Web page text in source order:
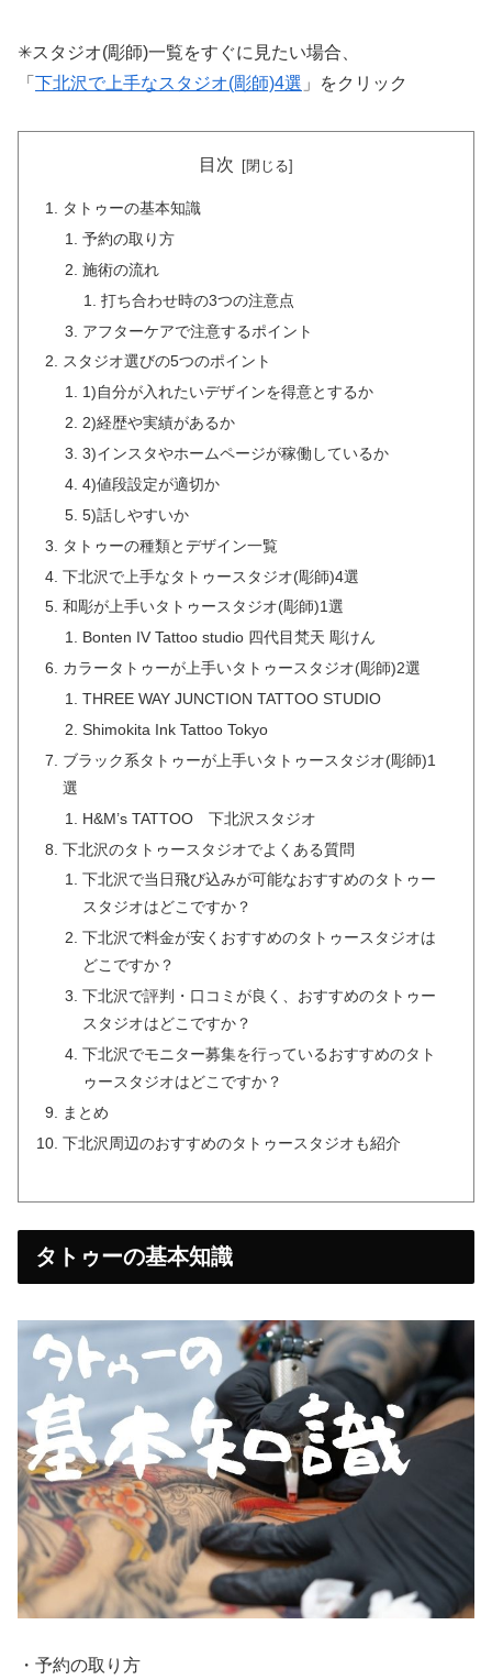
✳︎スタジオ(彫師)一覧をすぐに見たい場合、
「 下北沢で上手なスタジオ(彫師)4選 」をクリック
目次
タトゥーの基本知識
予約の取り方
施術の流れ
打ち合わせ時の3つの注意点
アフターケアで注意するポイント
スタジオ選びの5つのポイント
1)自分が入れたいデザインを得意とするか
2)経歴や実績があるか
3)インスタやホームページが稼働しているか
4)値段設定が適切か
5)話しやすいか
タトゥーの種類とデザイン一覧
下北沢で上手なタトゥースタジオ(彫師)4選
和彫が上手いタトゥースタジオ(彫師)1選
Bonten IV Tattoo studio 四代目梵天 彫けん
カラータトゥーが上手いタトゥースタジオ(彫師)2選
THREE WAY JUNCTION TATTOO STUDIO
Shimokita Ink Tattoo Tokyo
ブラック系タトゥーが上手いタトゥースタジオ(彫師)1
選
H&M’s TATTOO 下北沢スタジオ
下北沢のタトゥースタジオでよくある質問
下北沢で当日飛び込みが可能なおすすめのタトゥー
スタジオはどこですか？
下北沢で料金が安くおすすめのタトゥースタジオは
どこですか？
下北沢で評判・口コミが良く、おすすめのタトゥー
スタジオはどこですか？
下北沢でモニター募集を行っているおすすめのタト
ゥースタジオはどこですか？
まとめ
下北沢周辺のおすすめのタトゥースタジオも紹介
タトゥーの基本知識
・予約の取り方